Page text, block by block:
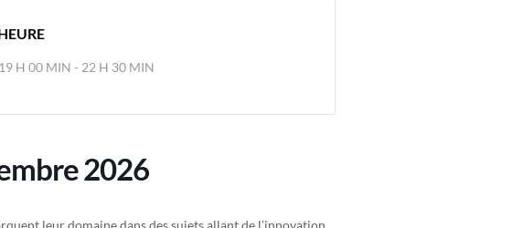
19 H 00 MIN - 22 H 30 MIN
2026
leur domaine dans des sujets allant de l’innovation